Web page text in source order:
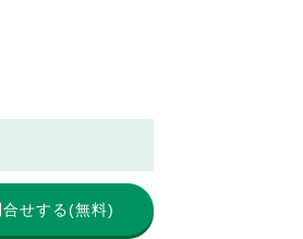
合せする(無料)